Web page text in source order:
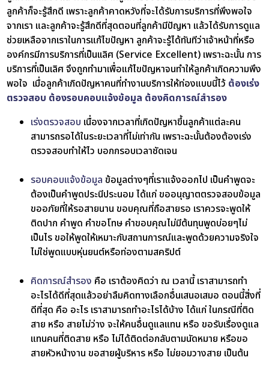
ลูกค้าก็จะรู้สึกดี เพราะลูกค้าคาดหวังที่จะได้รับการบริการที่พึงพอใจ
จากเรา และลูกค้าจะรู้สึกดีที่สุดตอนที่ลูกค้ามีปัญหา แล้วได้รับการดูแล
ช่วยเหลือจากเราในการแก้ไขปัญหา ลูกค้าจะรู้ได้ทันทีว่าเจ้าหน้าที่หรือ
องค์กรมีการบริการที่เป็นเเลิศ (Service Excellent) เพราะฉะนั้น การ
บริการที่เป็นเลิศ จึงถูกทำมาเพื่อแก้ไขปัญหาจนทำให้ลูกค้าเกิดความพึง
พอใจ เมื่อลูกค้าเกิดปัญหาคนที่ทำงานบริการให้ท่องแบบนี้ไว้ ต้องเร่ง
ตรวจสอบ ต้องรอบคอบแจ้งข้อมูล ต้องคิดการณ์สำรอง
เร่งตรวจสอบ เนื่องจากเวลาที่เกิดปัญหาขึ้นลูกค้าแต่ละคน
สามารถรอได้ในระยะเวลาที่ไม่เท่ากัน เพราะฉะนั้นต้องต้องเร่ง
ตรวจสอบทำให้ไว บอกกรอบเวลาชัดเจน
รอบคอบแจ้งข้อมูล ข้อมูลต่างๆที่เราแจ้งออกไป เป็นคำพูดจะ
ต้องเป็นคำพูดประนีประนอมได้แก่ ขออนุญาตตรวจสอบข้อมูล
ขออภัยที่ให้รอสายนาน ขอบคุณที่ถือสายรอ เราควรจะพูดให้
ติดปาก คำพูด คำขอโทษ คำขอบคุณไม่มีต้นทุนพูดบ่อยๆไม่
เป็นไร ขอให้พูดให้เหมาะกับสถานการณ์และพูดด้วยความจริงใจ
ไม่ใช่พูดแบบหุ่นยนต์หรือท่องตามสคริปต์
คิดการณ์สำรอง คือ เราต้องคิดว่า ณ เวลานี้ เราสามารถทำ
อะไรได้ดีที่สุดแล้วอย่าลืมคิดทางเลือกอื่นเสนอเสมอ ตอนนี้สิ่งที่
ดีที่สุด คือ อะไร เราสามารถทำอะไรได้บ้าง ได้แก่ ในกรณีที่ติด
สาย หรือ สายไม่ว่าง จะให้คนอื่นดูแลแทน หรือ ขอรับเรื่องดูแล
แทนคนที่ติดสาย หรือ ไม่ได้ติดต่อกลับตามนัดหมาย หรือขอ
สายหัวหน้างาน ขอสายผู้บริหาร หรือ ไม่ยอมวางสาย เป็นต้น